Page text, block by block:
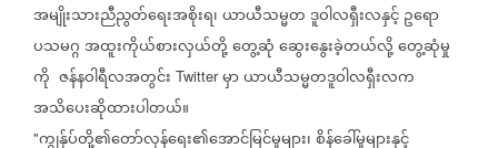
အမျိုးသားညီညွတ်ရေးအစိုးရ၊ယာယီသမ္မတဒူဝါလရှီးလနှင့်ဥရော
ပသမဂ္ဂအထူးကိုယ်စားလှယ်တို့တွေ့ဆုံဆွေးနွေးခဲ့တယ်လို့တွေ့ဆုံမှု
ကို ဇန်နဝါရီလအတွင်း Twitterမှာယာယီသမ္မတဒူဝါလရှီးလက
အသိပေးဆိုထားပါတယ်။
"ကျွန်ုပ်တို့၏တော်လှန်ရေး၏အောင်မြင်မှုများ၊စိန်ခေါ်မှုများနှင့်